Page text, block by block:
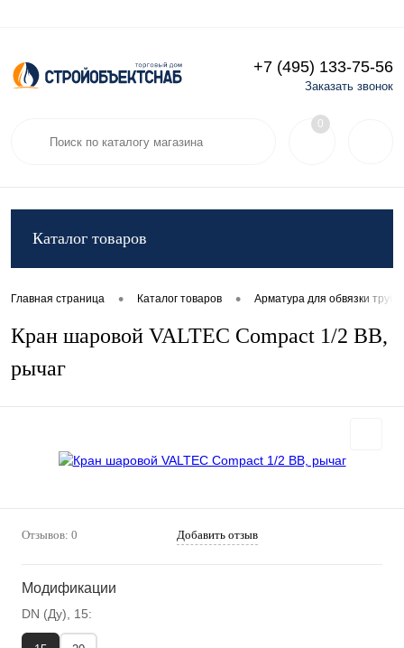
+7 (495) 133-75-56
Заказать звонок
0
Каталог товаров
Главная страница • Каталог товаров • Арматура для обвязки
Кран шаровой VALTEC Compact 1/2 ВВ,
рычаг
Отзывов: 0 Добавить отзыв
Модификации
DN (Ду), 15: